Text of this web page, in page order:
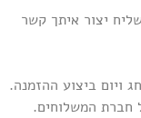
יצור איתך קשר
ויום ביצוע ההזמנה.
חברת המשלוחים.